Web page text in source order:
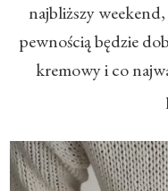
najbliższy
pewnością będzie
kremowy i co